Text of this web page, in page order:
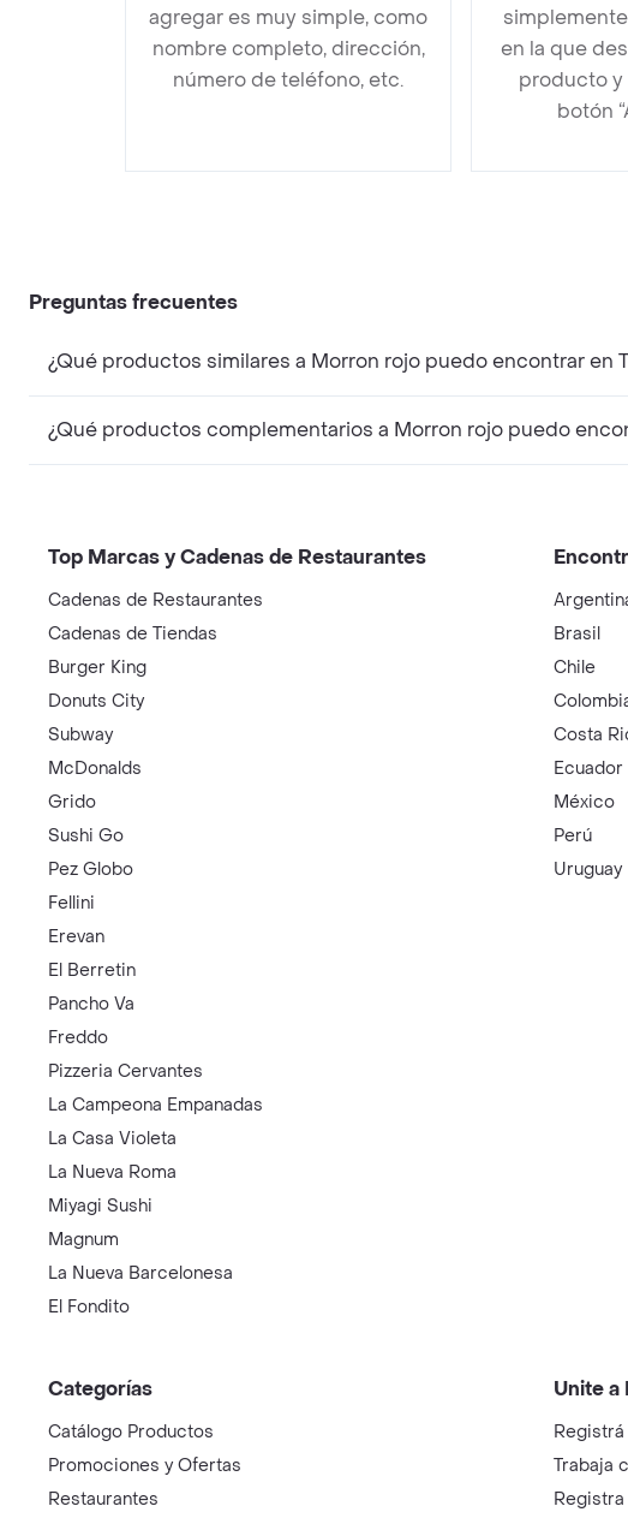
agregar es muy simple, como
nombre completo, dirección,
número de teléfono, etc.
en la que
producto y
botón
Preguntas frecuentes
¿Qué productos similares a Morron rojo puedo encontrar en
¿Qué productos complementarios a Morron rojo puedo
Top Marcas y Cadenas de Restaurantes
Cadenas de Restaurantes
Cadenas de Tiendas
Burger King
Donuts City
Subway
McDonalds
Grido
Sushi Go
Pez Globo
Fellini
Erevan
El Berretin
Pancho Va
Freddo
Pizzeria Cervantes
La Campeona Empanadas
La Casa Violeta
La Nueva Roma
Miyagi Sushi
Magnum
La Nueva Barcelonesa
El Fondito
Brasil
Chile
Costa
Ecuador
México
Perú
Uruguay
Categorías
Catálogo Productos
Promociones y Ofertas
Restaurantes
Unite a
Trabaja